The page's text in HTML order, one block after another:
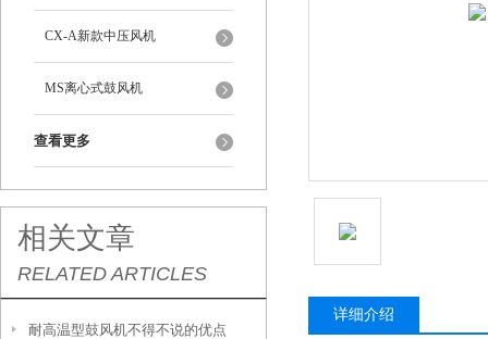
CX-A新款中压风机
MS离心式鼓风机
查看更多
相关文章
RELATED ARTICLES
耐高温型鼓风机不得不说的优点
详细介绍